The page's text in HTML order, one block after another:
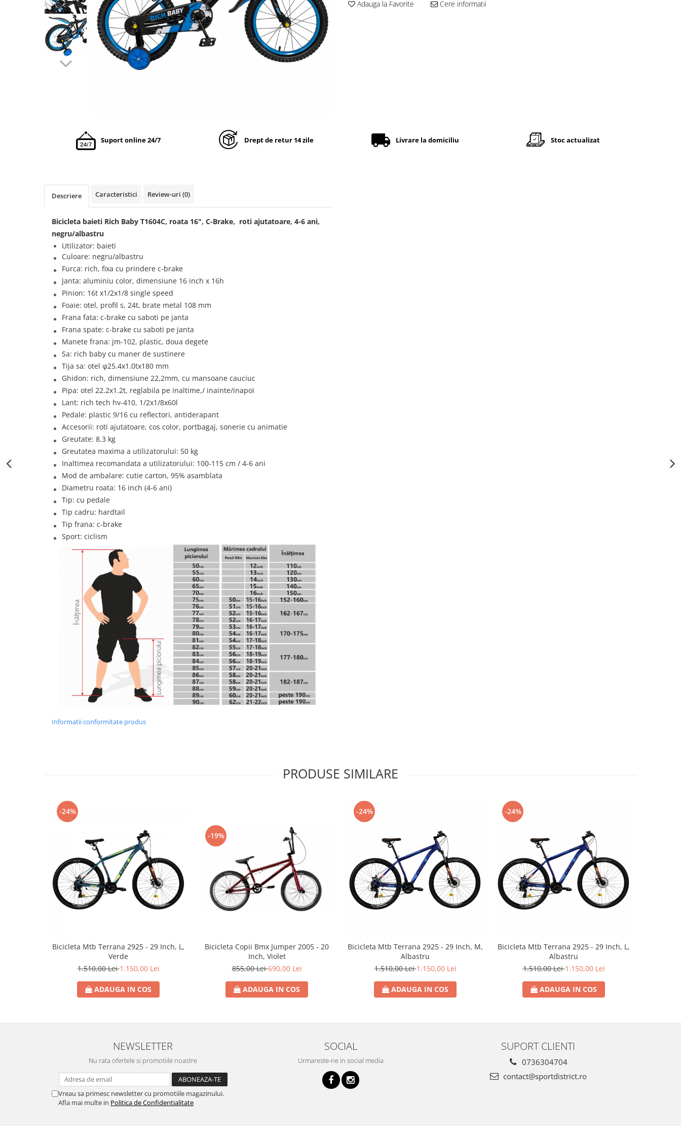
Adauga la Favorite Cere informatii
Suport online 24/7 Drept de retur 14 zile Livrare la domiciliu Stoc actualizat
Descriere Caracteristici Review-uri (0)
Bicicleta baieti Rich Baby T1604C, roata 16", C-Brake, roti ajutatoare, 4-6 ani,
negru/albastru
Utilizator: baieti
Culoare: negru/albastru
Furca: rich, fixa cu prindere c-brake
Janta: aluminiu color, dimensiune 16 inch x 16h
Pinion: 16t x1/2x1/8 single speed
Foaie: otel, profil s, 24t, brate metal 108 mm
Frana fata: c-brake cu saboti pe janta
Frana spate: c-brake cu saboti pe janta
Manete frana: jm-102, plastic, doua degete
Sa: rich baby cu maner de sustinere
Tija sa: otel φ25.4x1.0tx180 mm
Ghidon: rich, dimensiune 22,2mm, cu mansoane cauciuc
Pipa: otel 22.2x1.2t, reglabila pe inaltime,/ inainte/inapoi
Lant: rich tech hv-410, 1/2x1/8x60l
Pedale: plastic 9/16 cu reflectori, antiderapant
Accesorii: roti ajutatoare, cos color, portbagaj, sonerie cu animatie
Greutate: 8.3 kg
Greutatea maxima a utilizatorului: 50 kg
Inaltimea recomandata a utilizatorului: 100-115 cm / 4-6 ani
Mod de ambalare: cutie carton, 95% asamblata
Diametru roata: 16 inch (4-6 ani)
Tip: cu pedale
Tip cadru: hardtail
Tip frana: c-brake
Sport: ciclism
Informatii conformitate produs
PRODUSE SIMILARE
-24%
Bicicleta Mtb Terrana 2925 - 29 Inch, L,
Verde
1.510,00 Lei1.150,00 Lei
ADAUGA IN COS
-19%
Bicicleta Copii Bmx Jumper 2005 - 20
Inch, Violet
855,00 Lei690,00 Lei
ADAUGA IN COS
-24%
Bicicleta Mtb Terrana 2925 - 29 Inch, M,
Albastru
1.510,00 Lei1.150,00 Lei
ADAUGA IN COS
-24%
Bicicleta Mtb Terrana 2925 - 29 Inch, L,
Albastru
1.510,00 Lei1.150,00 Lei
ADAUGA IN COS
NEWSLETTER
Nu rata ofertele si promotiile noastre
Vreau sa primesc newsletter cu promotiile magazinului.
Afla mai multe in Politica de Confidentialitate
SOCIAL
Urmareste-ne in social media
SUPORT CLIENTI
0736304704
contact@sportdistrict.ro